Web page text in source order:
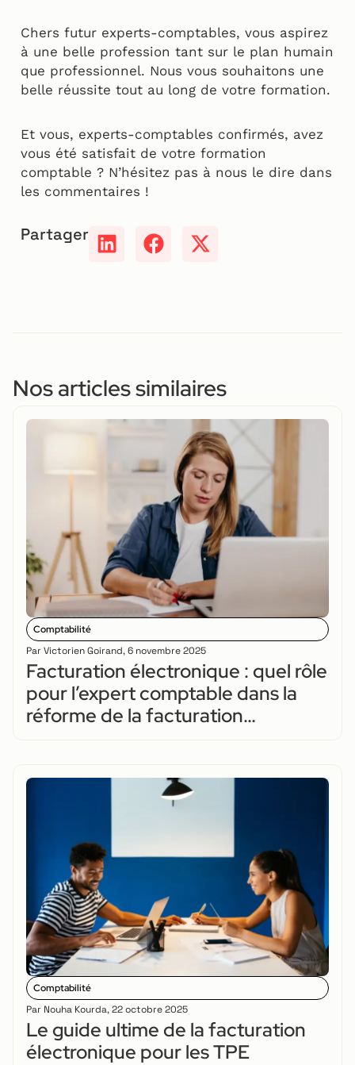
Chers futur experts-comptables, vous aspirez
à une belle profession tant sur le plan humain
que professionnel. Nous vous souhaitons une
belle réussite tout au long de votre formation.
Et vous, experts-comptables confirmés, avez
vous été satisfait de votre formation
comptable ? N’hésitez pas à nous le dire dans
les commentaires !
Partager
Nos articles similaires
Comptabilité
Par Victorien Goirand,6 novembre 2025
Facturation électronique : quel rôle
pour l’expert comptable dans la
réforme de la facturation
Comptabilité
Par Nouha Kourda,22 octobre 2025
Le guide ultime de la facturation
électronique pour les TPE